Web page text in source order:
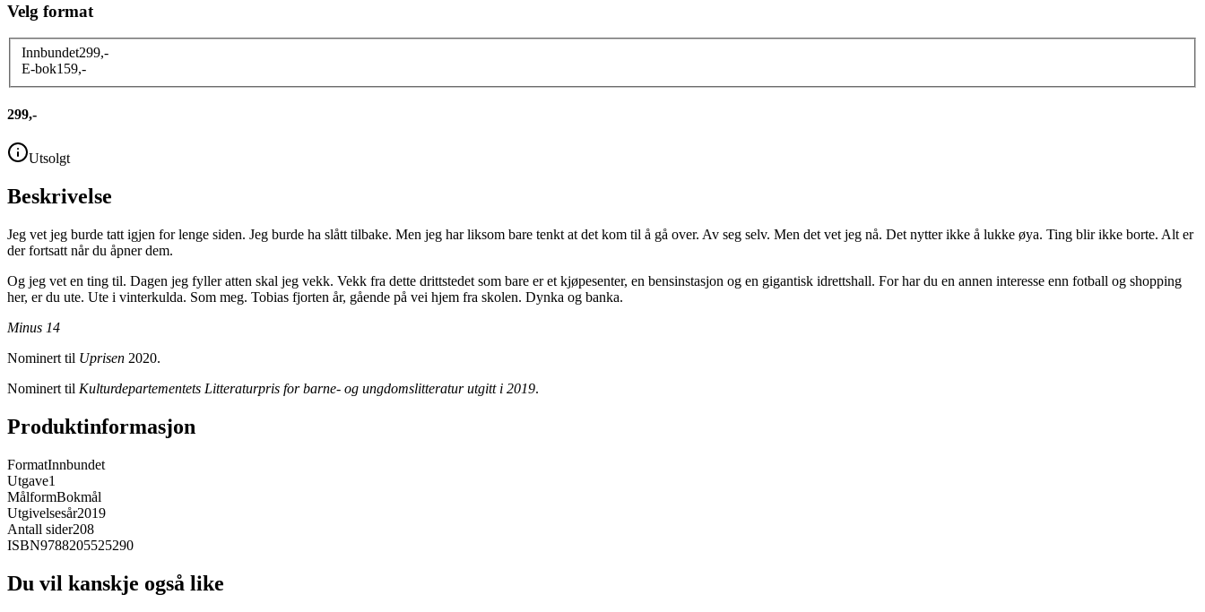
Velg format
Innbundet299,-
E-bok159,-
299,-
Utsolgt
Beskrivelse
Jeg vet jeg burde tatt igjen for lenge siden. Jeg burde ha slått tilbake. Men jeg har liksom bare tenkt at det kom til å gå over. Av seg selv. Men det vet jeg nå. Det nytter ikke å lukke øya. Ting blir ikke borte. Alt er
der fortsatt når du åpner dem.
Og jeg vet en ting til. Dagen jeg fyller atten skal jeg vekk. Vekk fra dette drittstedet som bare er et kjøpesenter, en bensinstasjon og en gigantisk idrettshall. For har du en annen interesse enn fotball og shopping
her, er du ute. Ute i vinterkulda. Som meg. Tobias fjorten år, gående på vei hjem fra skolen. Dynka og banka.
Minus 14
Nominert til Uprisen 2020.
Nominert til Kulturdepartementets Litteraturpris for barne- og ungdomslitteratur utgitt i 2019.
Produktinformasjon
FormatInnbundet
Utgave1
MålformBokmål
Utgivelsesår2019
Antall sider208
ISBN9788205525290
Du vil kanskje også like